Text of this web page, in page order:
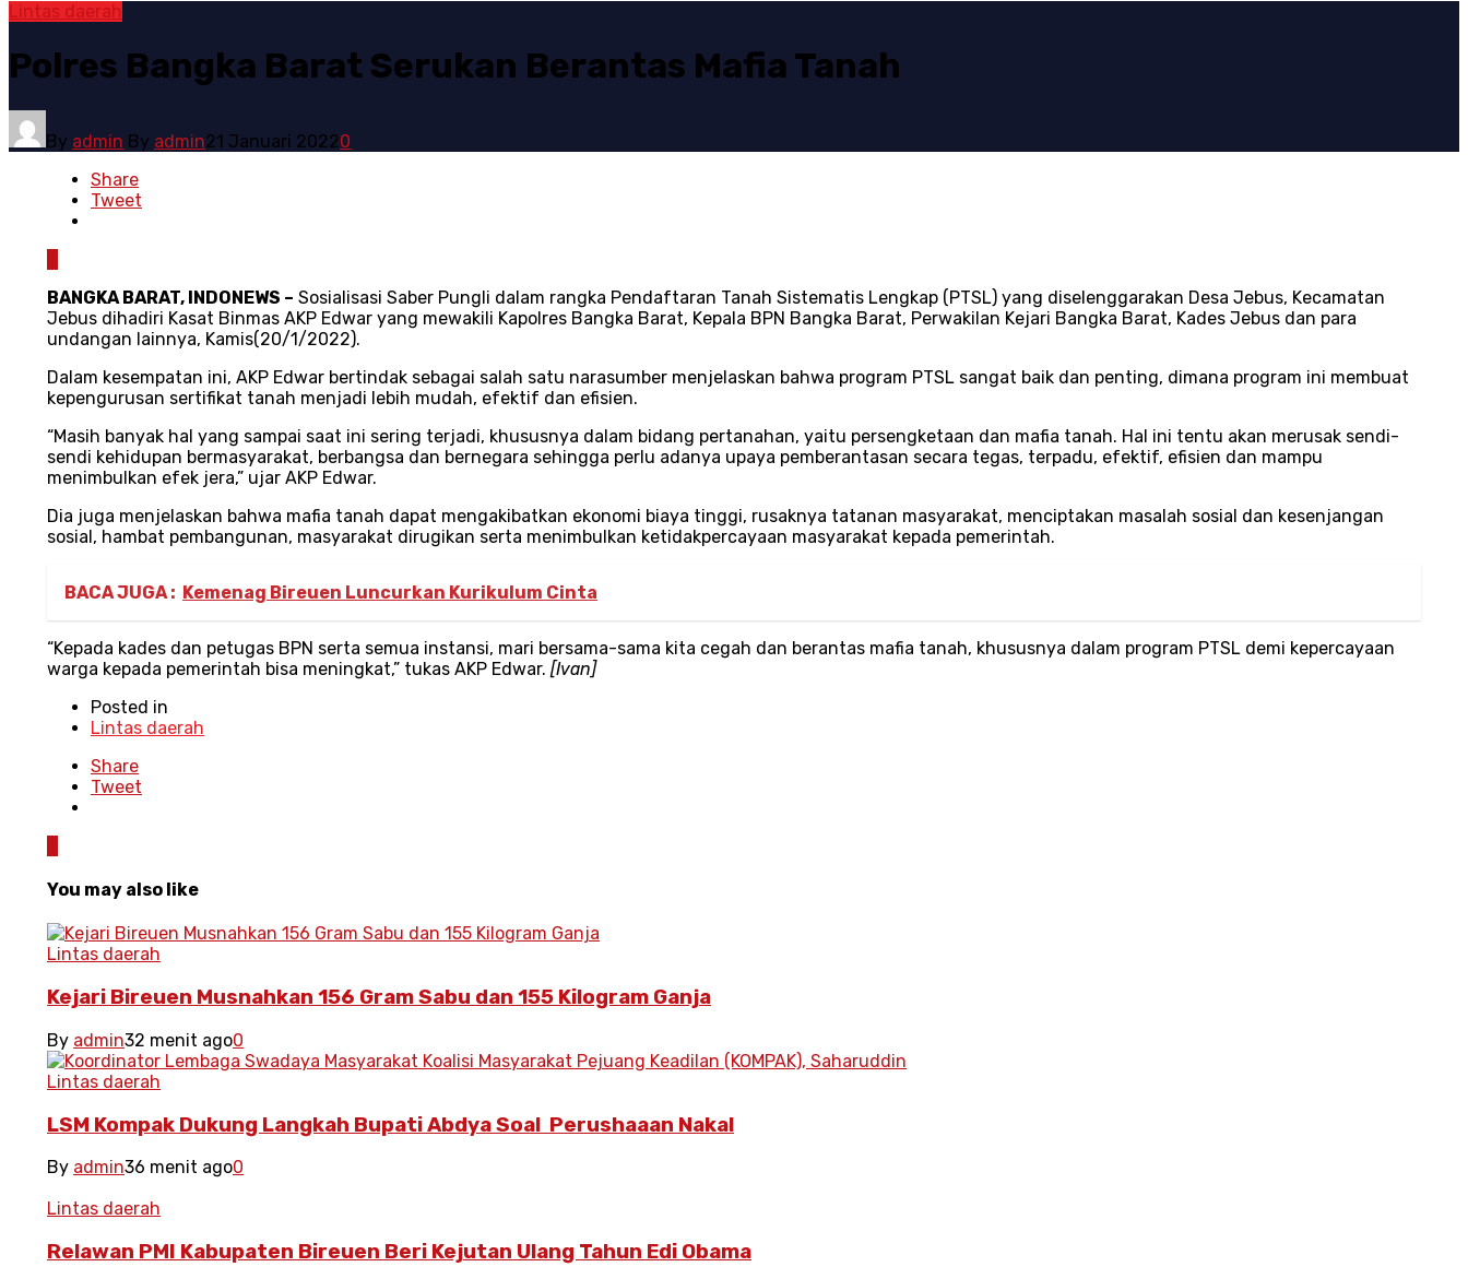
Lintas daerah
Polres Bangka Barat Serukan Berantas Mafia Tanah
By admin By admin21 Januari 20220
Share
Tweet
BANGKA BARAT, INDONEWS – Sosialisasi Saber Pungli dalam rangka Pendaftaran Tanah Sistematis Lengkap (PTSL) yang diselenggarakan Desa Jebus, Kecamatan
Jebus dihadiri Kasat Binmas AKP Edwar yang mewakili Kapolres Bangka Barat, Kepala BPN Bangka Barat, Perwakilan Kejari Bangka Barat, Kades Jebus dan para
undangan lainnya, Kamis(20/1/2022).
Dalam kesempatan ini, AKP Edwar bertindak sebagai salah satu narasumber menjelaskan bahwa program PTSL sangat baik dan penting, dimana program ini membuat
kepengurusan sertifikat tanah menjadi lebih mudah, efektif dan efisien.
“Masih banyak hal yang sampai saat ini sering terjadi, khususnya dalam bidang pertanahan, yaitu persengketaan dan mafia tanah. Hal ini tentu akan merusak sendi-
sendi kehidupan bermasyarakat, berbangsa dan bernegara sehingga perlu adanya upaya pemberantasan secara tegas, terpadu, efektif, efisien dan mampu
menimbulkan efek jera,” ujar AKP Edwar.
Dia juga menjelaskan bahwa mafia tanah dapat mengakibatkan ekonomi biaya tinggi, rusaknya tatanan masyarakat, menciptakan masalah sosial dan kesenjangan
sosial, hambat pembangunan, masyarakat dirugikan serta menimbulkan ketidakpercayaan masyarakat kepada pemerintah.
BACA JUGA : Kemenag Bireuen Luncurkan Kurikulum Cinta
“Kepada kades dan petugas BPN serta semua instansi, mari bersama-sama kita cegah dan berantas mafia tanah, khususnya dalam program PTSL demi kepercayaan
warga kepada pemerintah bisa meningkat,” tukas AKP Edwar. [Ivan]
Posted in
Lintas daerah
Share
Tweet
You may also like
Lintas daerah
Kejari Bireuen Musnahkan 156 Gram Sabu dan 155 Kilogram Ganja
By admin32 menit ago0
Lintas daerah
LSM Kompak Dukung Langkah Bupati Abdya Soal Perushaaan Nakal
By admin36 menit ago0
Lintas daerah
Relawan PMI Kabupaten Bireuen Beri Kejutan Ulang Tahun Edi Obama